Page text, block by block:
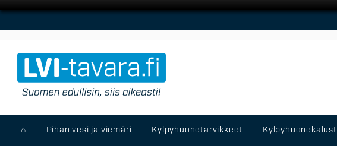
⌂ Pihan vesi ja viemäri Kylpyhuonetarvikkeet